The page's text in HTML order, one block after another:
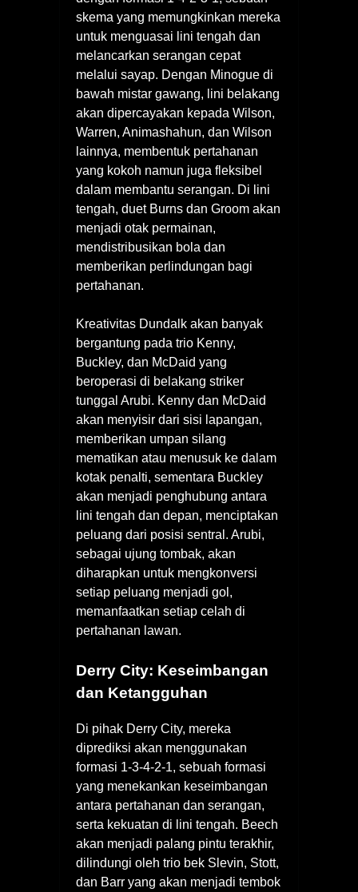
skema yang memungkinkan mereka
untuk menguasai lini tengah dan
melancarkan serangan cepat
melalui sayap. Dengan Minogue di
bawah mistar gawang, lini belakang
akan dipercayakan kepada Wilson,
Warren, Animashahun, dan Wilson
lainnya, membentuk pertahanan
yang kokoh namun juga fleksibel
dalam membantu serangan. Di lini
tengah, duet Burns dan Groom akan
menjadi otak permainan,
mendistribusikan bola dan
memberikan perlindungan bagi
pertahanan.
Kreativitas Dundalk akan banyak
bergantung pada trio Kenny,
Buckley, dan McDaid yang
beroperasi di belakang striker
tunggal Arubi. Kenny dan McDaid
akan menyisir dari sisi lapangan,
memberikan umpan silang
mematikan atau menusuk ke dalam
kotak penalti, sementara Buckley
akan menjadi penghubung antara
lini tengah dan depan, menciptakan
peluang dari posisi sentral. Arubi,
sebagai ujung tombak, akan
diharapkan untuk mengkonversi
setiap peluang menjadi gol,
memanfaatkan setiap celah di
pertahanan lawan.
Derry City: Keseimbangan
dan Ketangguhan
Di pihak Derry City, mereka
diprediksi akan menggunakan
formasi 1-3-4-2-1, sebuah formasi
yang menekankan keseimbangan
antara pertahanan dan serangan,
serta kekuatan di lini tengah. Beech
akan menjadi palang pintu terakhir,
dilindungi oleh trio bek Slevin, Stott,
dan Barr yang akan menjadi tembok